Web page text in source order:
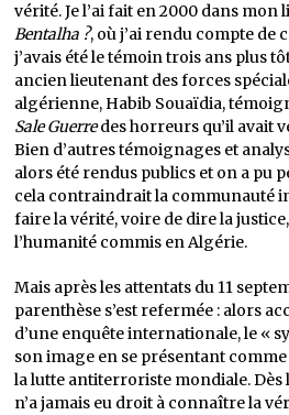
vérité. Je l’ai fait en 2000 dans mon
Bentalha ?, où j’ai rendu compte de
j’avais été le témoin trois ans plus
ancien lieutenant des forces
algérienne, Habib Souaïdia,
Sale Guerredes horreurs qu’il avait
Bien d’autres témoignages et
alors été rendus publics et on a pu
cela contraindrait la communauté
faire la vérité, voire de dire la
l’humanité commis en Algérie.
Mais après les attentats du 11
parenthèse s’est refermée : alors
d’une enquête internationale, le «
son image en se présentant
la lutte antiterroriste mondiale. Dès
n’a jamais eu droit à connaître la